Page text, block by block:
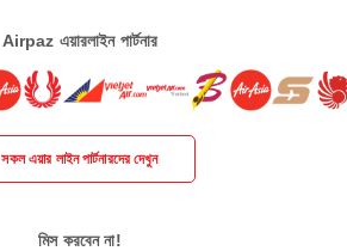
Airpaz এয়ারলাইন পার্টনার
সকল এয়ার লাইন পার্টনারদের দেখুন
মিস করবেন না!